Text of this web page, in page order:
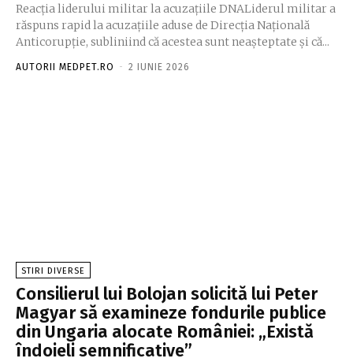
Reacția liderului militar la acuzațiile DNALiderul militar a
răspuns rapid la acuzațiile aduse de Direcția Națională
Anticorupție, subliniind că acestea sunt neașteptate și că...
AUTORII MEDPET.RO - 2 IUNIE 2026
STIRI DIVERSE
Consilierul lui Bolojan solicită lui Peter
Magyar să examineze fondurile publice
din Ungaria alocate României: „Există
îndoieli semnificative”